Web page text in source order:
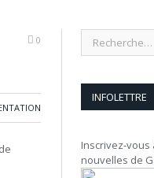
0
INFOLETTRE
Inscrivez-
nouvelles de